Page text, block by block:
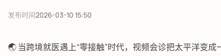
发布时间2026-03-10 15:50
🌏 当跨境就医遇上“零接触”时代，视频会诊把太平洋变